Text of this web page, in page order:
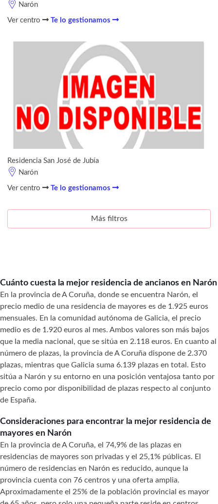
Narón
Ver centro Te lo gestionamos
Residencia San José de Jubía
Narón
Ver centro Te lo gestionamos
Más filtros
Cuánto cuesta la mejor residencia de ancianos en Narón
En la provincia de A Coruña, donde se encuentra Narón, el
precio medio de una residencia de mayores es de 1.925 euros
mensuales. En la comunidad autónoma de Galicia, el precio
medio es de 1.920 euros al mes. Ambos valores son más bajos
que la media nacional, que se sitúa en 2.118 euros. En cuanto al
número de plazas, la provincia de A Coruña dispone de 2.370
plazas, mientras que Galicia suma 6.139 plazas en total. Esto
sitúa a Narón y su entorno en una posición ventajosa tanto por
precio como por disponibilidad de plazas respecto al conjunto
de España.
Consideraciones para encontrar la mejor residencia de
mayores en Narón
En la provincia de A Coruña, el 74,9% de las plazas en
residencias de mayores son privadas y el 25,1% públicas. El
número de residencias en Narón es reducido, aunque la
provincia cuenta con 76 centros y una oferta amplia.
Aproximadamente el 25% de la población provincial es mayor